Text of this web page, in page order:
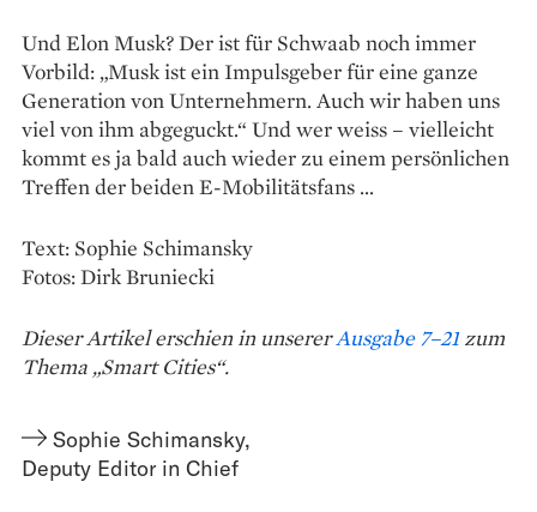
Und Elon Musk? Der ist für Schwaab noch immer
Vorbild: „Musk ist ein Impulsgeber für eine ganze
Generation von Unternehmern. Auch wir haben uns
viel von ihm abgeguckt.“ Und wer weiss – vielleicht
kommt es ja bald auch wieder zu einem persönlichen
Treffen der beiden E-Mobilitätsfans …
Text: Sophie Schimansky
Fotos: Dirk Bruniecki
Dieser Artikel erschien in unsererAusgabe 7–21zum
Thema „Smart Cities“.
Sophie Schimansky,
Deputy Editor in Chief